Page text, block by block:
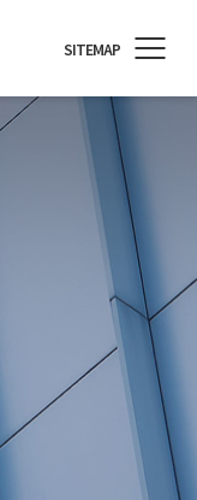
SITEMAP